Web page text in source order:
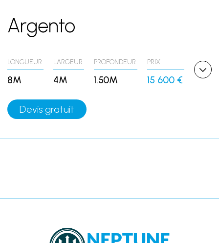
Argento
LONGUEUR
8M
LARGEUR
4M
PROFONDEUR
1.50M
PRIX
15 600 €
Devis gratuit